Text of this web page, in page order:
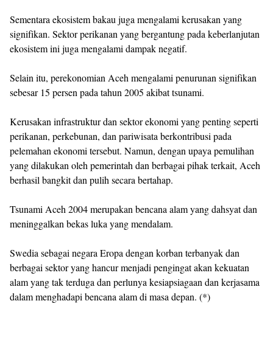
Sementara ekosistem bakau juga mengalami kerusakan yang
signifikan. Sektor perikanan yang bergantung pada keberlanjutan
ekosistem ini juga mengalami dampak negatif.
Selain itu, perekonomian Aceh mengalami penurunan signifikan
sebesar 15 persen pada tahun 2005 akibat tsunami.
Kerusakan infrastruktur dan sektor ekonomi yang penting seperti
perikanan, perkebunan, dan pariwisata berkontribusi pada
pelemahan ekonomi tersebut. Namun, dengan upaya pemulihan
yang dilakukan oleh pemerintah dan berbagai pihak terkait, Aceh
berhasil bangkit dan pulih secara bertahap.
Tsunami Aceh 2004 merupakan bencana alam yang dahsyat dan
meninggalkan bekas luka yang mendalam.
Swedia sebagai negara Eropa dengan korban terbanyak dan
berbagai sektor yang hancur menjadi pengingat akan kekuatan
alam yang tak terduga dan perlunya kesiapsiagaan dan kerjasama
dalam menghadapi bencana alam di masa depan. (*)